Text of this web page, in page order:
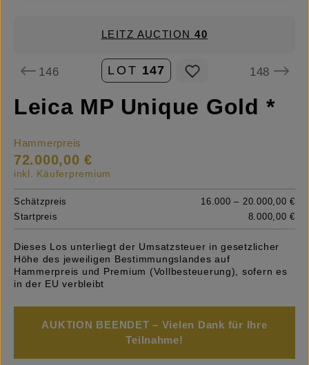
LEITZ AUCTION40
146 LOT 147 148
Leica MP Unique Gold *
Hammerpreis
72.000,00 €
inkl. Käuferpremium
Schätzpreis
16.000 – 20.000,00 €
Startpreis
8.000,00 €
Dieses Los unterliegt der Umsatzsteuer in gesetzlicher
Höhe des jeweiligen Bestimmungslandes auf
Hammerpreis und Premium (Vollbesteuerung), sofern es
in der EU verbleibt
AUKTION BEENDET – Vielen Dank für Ihre
Teilnahme!